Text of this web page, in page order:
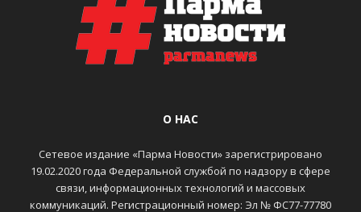
О НАС
Сетевое издание «Парма Новости» зарегистрировано
19.02.2020 года Федеральной службой по надзору в сфере
связи, информационных технологий и массовых
коммуникаций. Регистрационный номер: Эл № ФС77-77780